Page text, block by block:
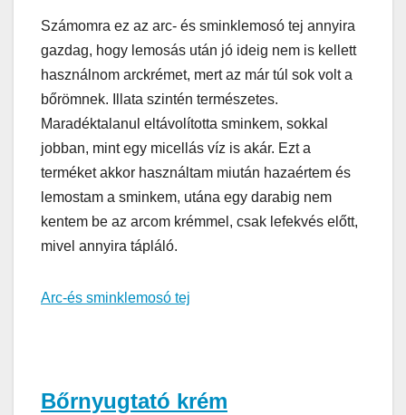
Számomra ez az arc- és sminklemosó tej annyira
gazdag, hogy lemosás után jó ideig nem is kellett
használnom arckrémet, mert az már túl sok volt a
bőrömnek. Illata szintén természetes.
Maradéktalanul eltávolította sminkem, sokkal
jobban, mint egy micellás víz is akár. Ezt a
terméket akkor használtam miután hazaértem és
lemostam a sminkem, utána egy darabig nem
kentem be az arcom krémmel, csak lefekvés előtt,
mivel annyira tápláló.
Arc-és sminklemosó tej
Bőrnyugtató krém